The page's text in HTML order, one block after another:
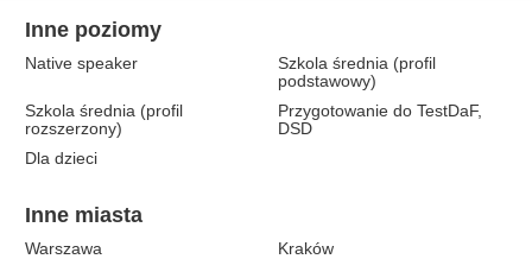
Inne poziomy
Native speaker
Szkola średnia (profil
podstawowy)
Szkola średnia (profil
rozszerzony)
Przygotowanie do TestDaF,
DSD
Dla dzieci
Inne miasta
Warszawa
Kraków